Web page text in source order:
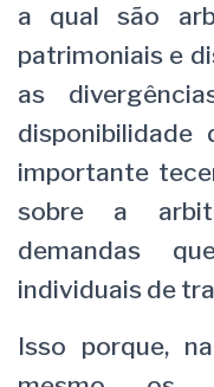
a qual são
patrimoniais e
as
disponibilidade
importante
sobre a
demandas
individuais de
Isso porque,